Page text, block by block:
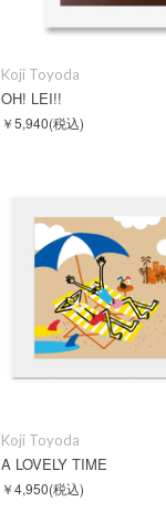
Koji Toyoda
OH! LEI!!
￥5,940(税込)
Koji Toyoda
A LOVELY TIME
￥4,950(税込)